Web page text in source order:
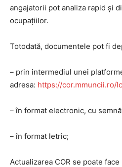
angajatorii pot analiza rapid și
ocupațiilor.
Totodată, documentele pot fi
– prin intermediul unei
adresa: https://cor.mmuncii.ro/
– în format electronic, cu
– în format letric;
Actualizarea COR se poate